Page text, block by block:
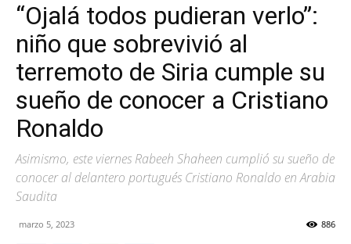
“Ojalá todos pudieran verlo”:
niño que sobrevivió al
terremoto de Siria cumple su
sueño de conocer a Cristiano
Ronaldo
Asimismo, este viernes Rabeeh Shaheen cumplió su sueño de
conocer al delantero portugués Cristiano Ronaldo en Arabia
Saudita
marzo 5, 2023 886